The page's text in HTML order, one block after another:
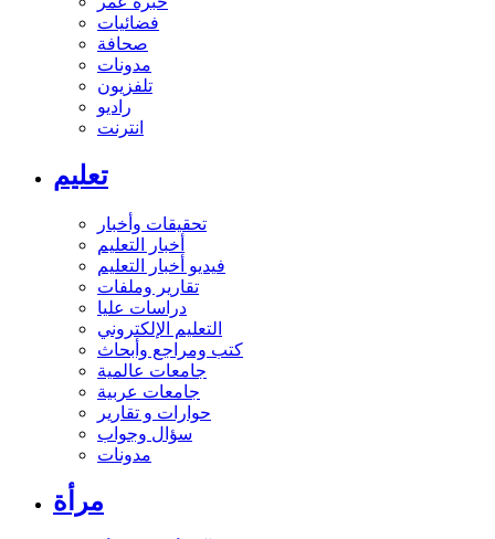
فضائيات
صحافة
مدونات
تلفزيون
راديو
انترنت
تعليم
تحقيقات وأخبار
أخبار التعليم
فيديو أخبار التعليم
تقارير وملفات
دراسات عليا
التعليم الإلكتروني
كتب ومراجع وأبحاث
جامعات عالمية
جامعات عربية
حوارات و تقارير
سؤال وجواب
مدونات
مرأة